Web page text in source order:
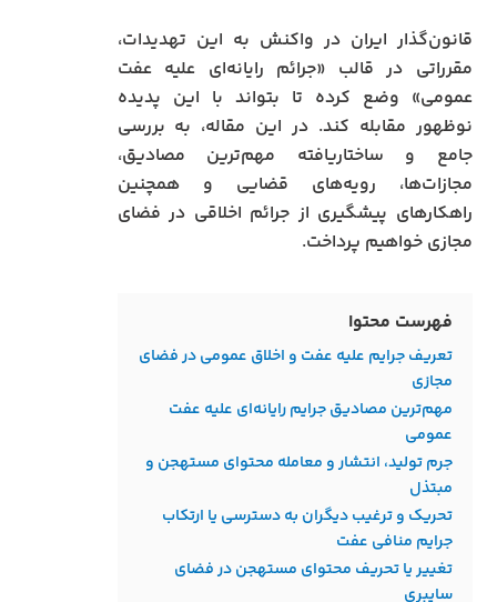
قانون‌گذار ایران در واکنش به این تهدیدات،
مقرراتی در قالب «جرائم رایانه‌ای علیه عفت
عمومی» وضع کرده تا بتواند با این پدیده
نوظهور مقابله کند. در این مقاله، به بررسی
جامع و ساختاریافته مهم‌ترین مصادیق،
مجازات‌ها، رویه‌های قضایی و همچنین
راهکارهای پیشگیری از جرائم اخلاقی در فضای
مجازی خواهیم پرداخت.
فهرست محتوا
تعریف جرایم علیه عفت و اخلاق عمومی در فضای
مجازی
مهم‌ترین مصادیق جرایم رایانه‌ای علیه عفت
عمومی
جرم تولید، انتشار و معامله محتوای مستهجن و
مبتذل
تحریک و ترغیب دیگران به دسترسی یا ارتکاب
جرایم منافی عفت
تغییر یا تحریف محتوای مستهجن در فضای
سایبری